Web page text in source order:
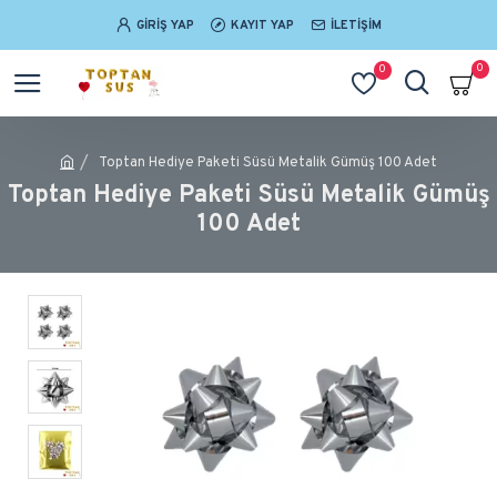
GIRIŞ YAP KAYIT YAP İLETIŞIM
0 0
Toptan Hediye Paketi Süsü Metalik Gümüş 100 Adet
Toptan Hediye Paketi Süsü Metalik Gümüş
100 Adet